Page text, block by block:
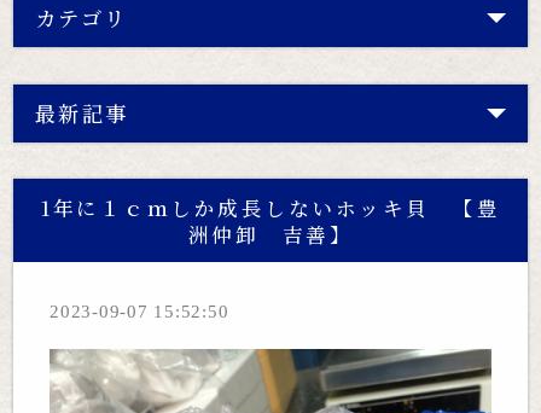
カテゴリ
最新記事
1年に１ｃｍしか成長しないホッキ貝 【豊
洲仲卸 吉善】
2023-09-07 15:52:50